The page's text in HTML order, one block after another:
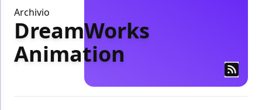
Archivio
DreamWorks
Animation